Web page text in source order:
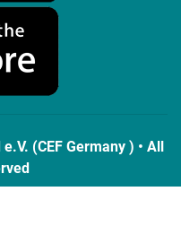
(CEF Germany ) • All